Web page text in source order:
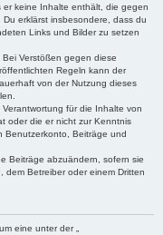
er keine Inhalte enthält, die gegen
erklärst insbesondere, dass du
Links und Bilder zu setzen
Verstößen gegen diese
Regeln kann der
von der Nutzung dieses
für die Inhalte von
oder die er nicht zur Kenntnis
Benutzerkonto, Beiträge und
Beiträge abzuändern, sofern sie
Betreiber oder einem Dritten
eine unter der „